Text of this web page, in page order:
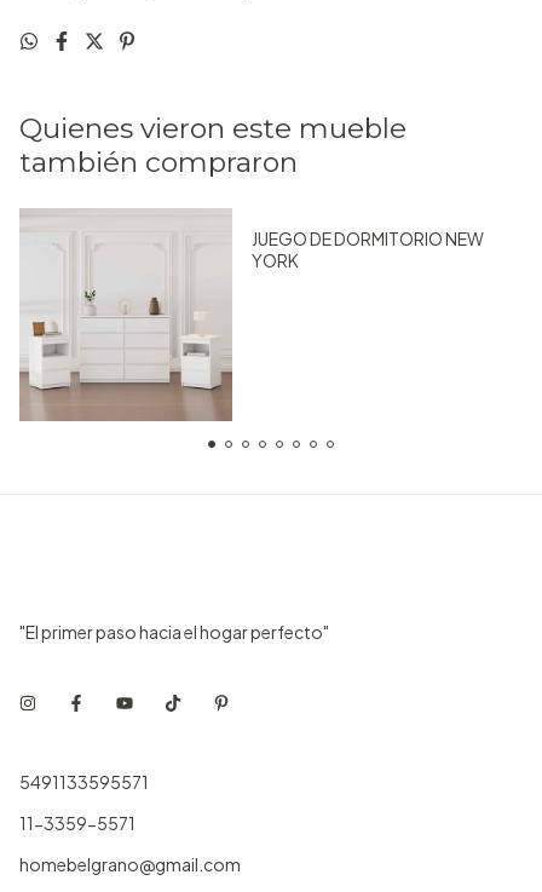
Quienes vieron este mueble
también compraron
JUEGO DE DORMITORIO NEW
YORK
"El primer paso hacia el hogar perfecto"
5491133595571
11-3359-5571
homebelgrano@gmail.com